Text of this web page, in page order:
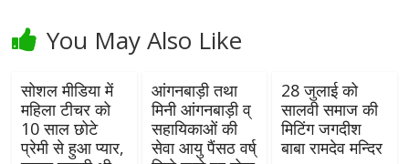
You May Also Like
सोशल मीडिया में
महिला टीचर को
10 साल छोटे
प्रेमी से हुआ प्यार,
आंगनबाड़ी तथा
मिनी आंगनबाड़ी व्
सहायिकाओं की
सेवा आयु पैंसठ वर्ष्
28 जुलाई को
सालवी समाज की
मिटिंग जगदीश
बाबा रामदेव मन्दिर